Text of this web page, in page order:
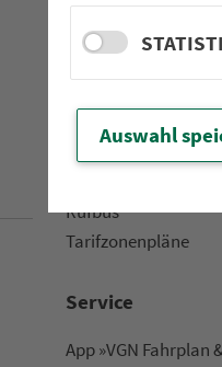
Netz &
AST-
Rufbus
Ta­rif­zo­nen­plä­ne
Service
App »VGN Fahrplan
Auswahl